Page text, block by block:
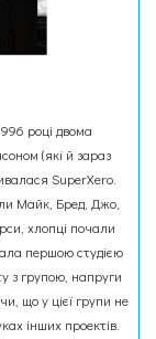
році двома
(які й зараз
SuperXero.
Майк, Бред, Джо,
хлопці почали
першою студією
з групою, напруги
що у цієї групи не
інших проектів.